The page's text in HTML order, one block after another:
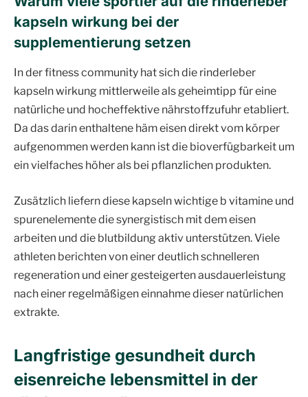
kapseln wirkung bei der
supplementierung setzen
In der fitness community hat sich die rinderleber
kapseln wirkung mittlerweile als geheimtipp für eine
natürliche und hocheffektive nährstoffzufuhr etabliert.
Da das darin enthaltene häm eisen direkt vom körper
aufgenommen werden kann ist die bioverfügbarkeit um
ein vielfaches höher als bei pflanzlichen produkten.
Zusätzlich liefern diese kapseln wichtige b vitamine und
spurenelemente die synergistisch mit dem eisen
arbeiten und die blutbildung aktiv unterstützen. Viele
athleten berichten von einer deutlich schnelleren
regeneration und einer gesteigerten ausdauerleistung
nach einer regelmäßigen einnahme dieser natürlichen
extrakte.
Langfristige gesundheit durch
eisenreiche lebensmittel in der